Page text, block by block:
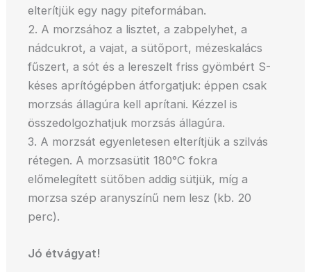
elterítjük egy nagy piteformában.
2. A morzsához a lisztet, a zabpelyhet, a
nádcukrot, a vajat, a sütőport, mézeskalács
fűszert, a sót és a lereszelt friss gyömbért S-
késes aprítógépben átforgatjuk: éppen csak
morzsás állagúra kell aprítani. Kézzel is
összedolgozhatjuk morzsás állagúra.
3. A morzsát egyenletesen elterítjük a szilvás
rétegen. A morzsasütit 180°C fokra
előmelegített sütőben addig sütjük, míg a
morzsa szép aranyszínű nem lesz (kb. 20
perc).
Jó étvágyat!